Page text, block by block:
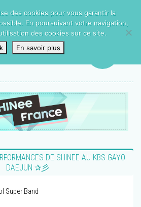
DE SHINEE AU KBS GAYO
DAEJUN ✰彡
Super Band
des cookies pour vous garantir la
En poursuivant votre navigation,
des cookies sur ce site.
En savoir plus